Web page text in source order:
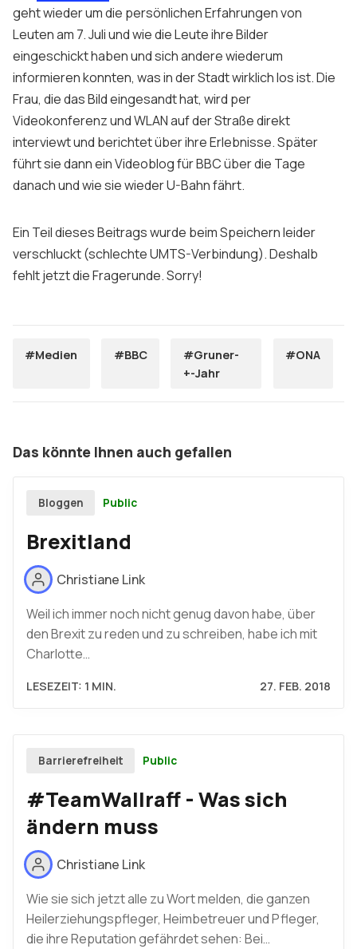
geht wieder um die persönlichen Erfahrungen von
Leuten am 7. Juli und wie die Leute ihre Bilder
eingeschickt haben und sich andere wiederum
informieren konnten, was in der Stadt wirklich los ist. Die
Frau, die das Bild eingesandt hat, wird per
Videokonferenz und WLAN auf der Straße direkt
interviewt und berichtet über ihre Erlebnisse. Später
führt sie dann ein Videoblog für BBC über die Tage
danach und wie sie wieder U-Bahn fährt.
Ein Teil dieses Beitrags wurde beim Speichern leider
verschluckt (schlechte UMTS-Verbindung). Deshalb
fehlt jetzt die Fragerunde. Sorry!
#Medien #BBC
#Gruner-
+-Jahr
#ONA
Das könnte Ihnen auch gefallen
Bloggen Public
Brexitland
Christiane Link
Weil ich immer noch nicht genug davon habe, über
den Brexit zu reden und zu schreiben, habe ich mit
Charlotte…
LESEZEIT: 1 MIN. 27. FEB. 2018
Barrierefreiheit Public
#TeamWallraff - Was sich
ändern muss
Christiane Link
Wie sie sich jetzt alle zu Wort melden, die ganzen
Heilerziehungspfleger, Heimbetreuer und Pfleger,
die ihre Reputation gefährdet sehen: Bei…